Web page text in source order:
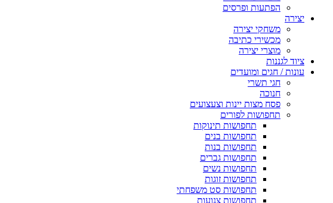
הפתעות ופרסים
יצירה
משחקי יצירה
מכשירי כתיבה
מוצרי יצירה
ציוד לגננות
עונות / חגים ומועדים
חגי תשרי
חנוכה
פסח מצות יינות וצעצועים
תחפושות לפורים
תחפושות תינוקות
תחפושות בנים
תחפושות בנות
תחפושות גברים
תחפושות נשים
תחפושות זוגות
תחפושות סט משפחתי
תחפושות צנועות